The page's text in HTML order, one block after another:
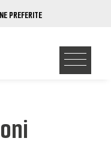
PREFERITE